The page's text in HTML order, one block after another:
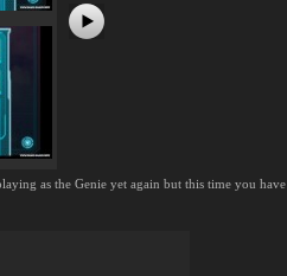
as the Genie yet again but this time you have